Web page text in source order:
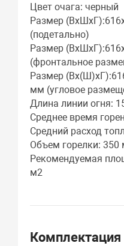
Цвет очага: черный
Размер
(подетально)
Размер
(фронтальное
Размер
мм (угловое
Длина линии огня:
Среднее время
Средний расход
Объем горелки: 350
Рекомендуемая
м2
Комплектация